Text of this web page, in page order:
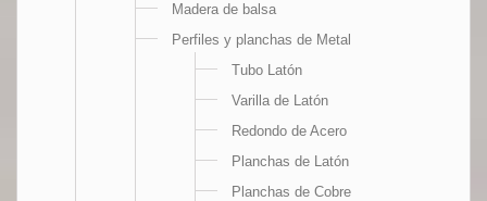
Madera de balsa
Perfiles y planchas de Metal
Tubo Latón
Varilla de Latón
Redondo de Acero
Planchas de Latón
Planchas de Cobre